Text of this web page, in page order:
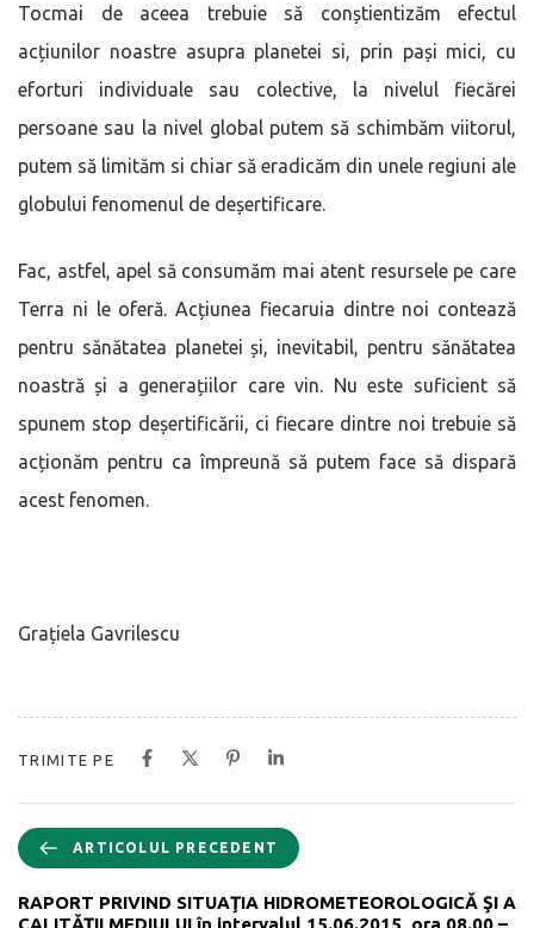
Tocmai de aceea trebuie să conștientizăm efectul
acțiunilor noastre asupra planetei si, prin pași mici, cu
eforturi individuale sau colective, la nivelul fiecărei
persoane sau la nivel global putem să schimbăm viitorul,
putem să limităm si chiar să eradicăm din unele regiuni ale
globului fenomenul de deșertificare.
Fac, astfel, apel să consumăm mai atent resursele pe care
Terra ni le oferă. Acțiunea fiecaruia dintre noi contează
pentru sănătatea planetei și, inevitabil, pentru sănătatea
noastră și a generațiilor care vin. Nu este suficient să
spunem stop deșertificării, ci fiecare dintre noi trebuie să
acționăm pentru ca împreună să putem face să dispară
acest fenomen.
Grațiela Gavrilescu
TRIMITE PE
ARTICOLUL PRECEDENT
RAPORT PRIVIND SITUAŢIA HIDROMETEOROLOGICĂ ŞI A
CALITĂŢII MEDIULUI în intervalul 15.06.2015, ora 08.00 –